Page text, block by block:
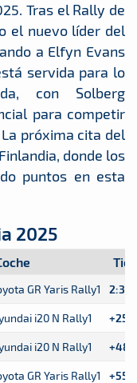
Tras el Rally de
el nuevo líder del
a Elfyn Evans
servida para lo
con Solberg
para competir
próxima cita del
donde los
puntos en esta
2025
GR Yaris Rally1
i20 N Rally1 +25.2
i20 N Rally1
GR Yaris Rally1 +55.6